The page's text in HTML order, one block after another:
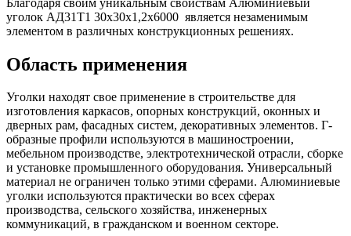
уголок АД31Т1 30х30х1,2х6000 является незаменимым
элементом в различных конструкционных решениях.
Область применения
Уголки находят свое применение в строительстве для
изготовления каркасов, опорных конструкций, оконных и
дверных рам, фасадных систем, декоративных элементов. Г-
образные профили используются в машиностроении,
мебельном производстве, электротехнической отрасли, сборке
и установке промышленного оборудования. Универсальный
материал не ограничен только этими сферами. Алюминиевые
уголки используются практически во всех сферах
производства, сельского хозяйства, инженерных
коммуникаций, в гражданском и военном секторе.